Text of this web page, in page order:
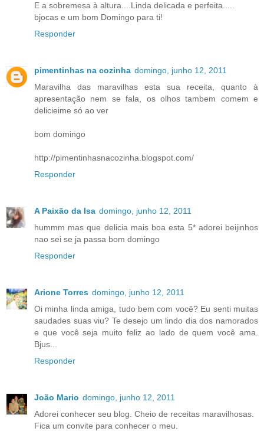
E a sobremesa à altura....Linda delicada e perfeita.....
bjocas e um bom Domingo para ti!
Responder
pimentinhas na cozinha domingo, junho 12, 2011
Maravilha das maravilhas esta sua receita, quanto à
apresentação nem se fala, os olhos tambem comem e
delicieime só ao ver
bom domingo
http://pimentinhasnacozinha.blogspot.com/
Responder
A Paixão da Isa domingo, junho 12, 2011
hummm mas que delicia mais boa esta 5* adorei beijinhos
nao sei se ja passa bom domingo
Responder
Arione Torres domingo, junho 12, 2011
Oi minha linda amiga, tudo bem com você? Eu senti muitas
saudades suas viu? Te desejo um lindo dia dos namorados
e que você seja muito feliz ao lado de quem você ama.
Bjus...
Responder
João Mario domingo, junho 12, 2011
Adorei conhecer seu blog. Cheio de receitas maravilhosas.
Fica um convite para conhecer o meu.